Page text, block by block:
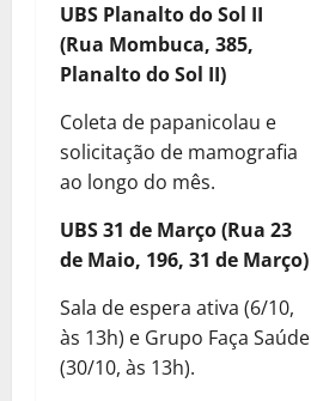
UBS Planalto do Sol II
(Rua Mombuca, 385,
Planalto do Sol II)
Coleta de papanicolau e
solicitação de mamografia
ao longo do mês.
UBS 31 de Março (Rua 23
de Maio, 196, 31 de Março)
Sala de espera ativa (6/10,
às 13h) e Grupo Faça Saúde
(30/10, às 13h).